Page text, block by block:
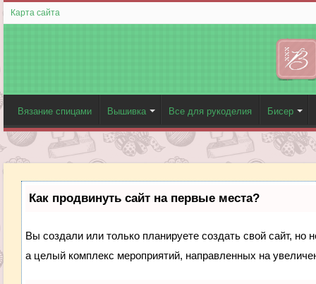
Карта сайта
Вязание спицами Вышивка Все для рукоделия Бисер
Как продвинуть сайт на первые места?
Вы создали или только планируете создать свой сайт, но
а целый комплекс мероприятий, направленных на